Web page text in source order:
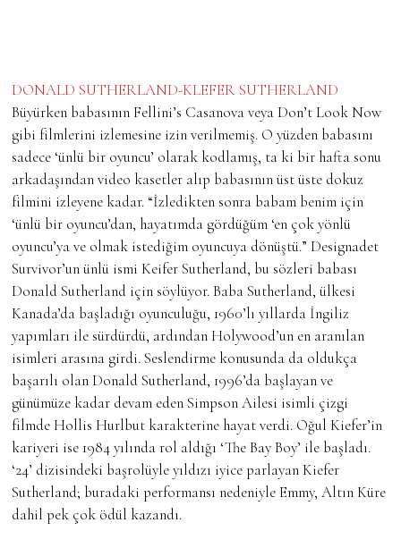
DONALD SUTHERLAND-KLEFER SUTHERLAND
Büyürken babasının Fellini’s Casanova veya Don’t Look Now
gibi filmlerini izlemesine izin verilmemiş. O yüzden babasını
sadece ‘ünlü bir oyuncu’ olarak kodlamış, ta ki bir hafta sonu
arkadaşından video kasetler alıp babasının üst üste dokuz
filmini izleyene kadar. “İzledikten sonra babam benim için
‘ünlü bir oyuncu’dan, hayatımda gördüğüm ‘en çok yönlü
oyuncu’ya ve olmak istediğim oyuncuya dönüştü.” Designadet
Survivor’un ünlü ismi Keifer Sutherland, bu sözleri babası
Donald Sutherland için söylüyor. Baba Sutherland, ülkesi
Kanada’da başladığı oyunculuğu, 1960’lı yıllarda İngiliz
yapımları ile sürdürdü, ardından Holywood’un en aranılan
isimleri arasına girdi. Seslendirme konusunda da oldukça
başarılı olan Donald Sutherland, 1996’da başlayan ve
günümüze kadar devam eden Simpson Ailesi isimli çizgi
filmde Hollis Hurlbut karakterine hayat verdi. Oğul Kiefer’in
kariyeri ise 1984 yılında rol aldığı ‘The Bay Boy’ ile başladı.
‘24’ dizisindeki başrolüyle yıldızı iyice parlayan Kiefer
Sutherland; buradaki performansı nedeniyle Emmy, Altın Küre
dahil pek çok ödül kazandı.